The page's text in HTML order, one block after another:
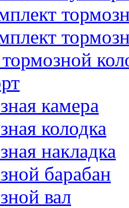
камера
колодка
накладка
барабан
вал